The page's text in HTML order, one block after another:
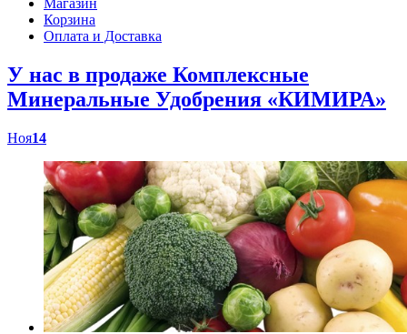
Корзина
Оплата и Доставка
У нас в продаже Комплексные
Минеральные Удобрения «КИМИРА»
Ноя14